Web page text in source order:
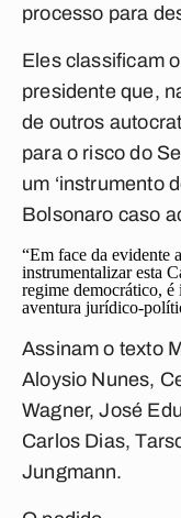
processo para
Eles classificam
presidente que,
de outros
para o risco do
um ‘instrumento
Bolsonaro caso
“Em face da evidente
instrumentalizar esta
regime democrático, é
aventura jurídico-
Assinam o texto
Aloysio Nunes,
Wagner, José
Carlos Dias,
Jungmann.